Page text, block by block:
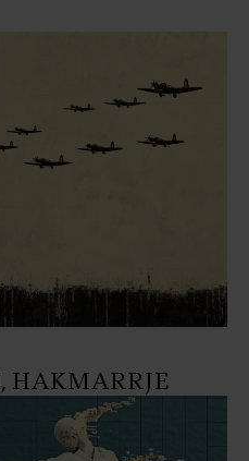
HAKMARRJE